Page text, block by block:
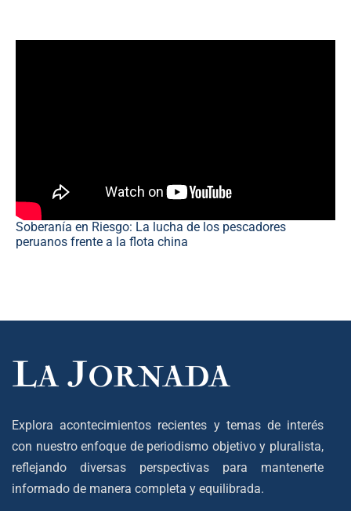
Soberanía en Riesgo: La lucha de los pescadores
peruanos frente a la flota china
Explora acontecimientos recientes y temas de interés
con nuestro enfoque de periodismo objetivo y pluralista,
reflejando diversas perspectivas para mantenerte
informado de manera completa y equilibrada.